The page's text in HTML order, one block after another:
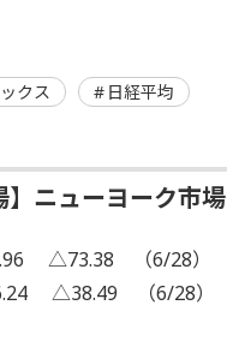
クス 日経平均
】ニューヨーク市場
△73.38 （6/28）
△38.49 （6/28）